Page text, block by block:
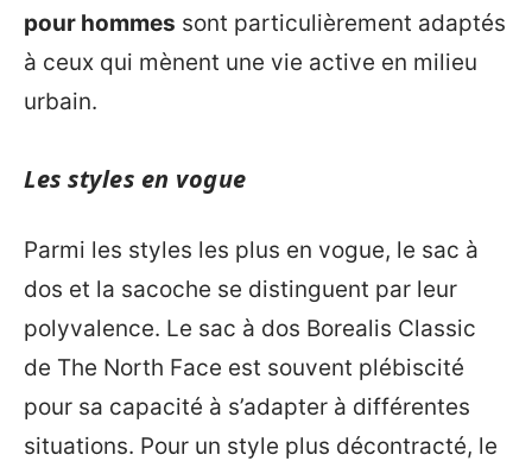
pour hommes sont particulièrement adaptés
à ceux qui mènent une vie active en milieu
urbain.
Les styles en vogue
Parmi les styles les plus en vogue, le sac à
dos et la sacoche se distinguent par leur
polyvalence. Le sac à dos Borealis Classic
de The North Face est souvent plébiscité
pour sa capacité à s’adapter à différentes
situations. Pour un style plus décontracté, le